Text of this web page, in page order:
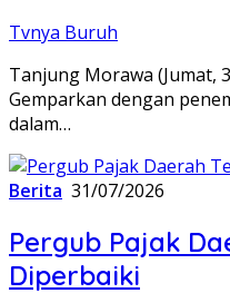
Tvnya Buruh
Tanjung Morawa (Jumat,
Gemparkan dengan
dalam…
Berita 31/07/2026
Pergub Pajak
Diperbaiki